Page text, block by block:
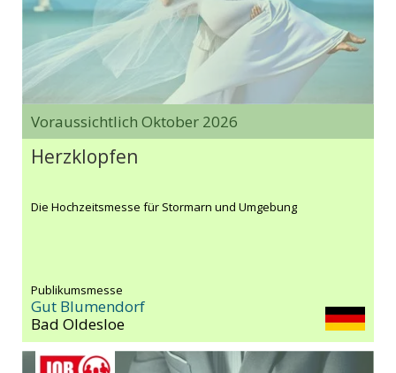
Voraussichtlich Oktober 2026
Herzklopfen
Die Hochzeitsmesse für Stormarn und Umgebung
Publikumsmesse
Gut Blumendorf
Bad Oldesloe